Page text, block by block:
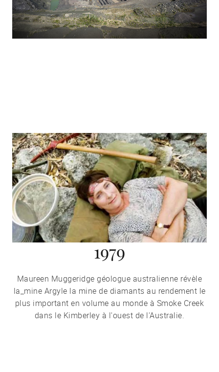
1979
Maureen Muggeridge géologue australienne révèle
la_mine Argyle la mine de diamants au rendement le
plus important en volume au monde à Smoke Creek
dans le Kimberley à l'ouest de l'Australie.